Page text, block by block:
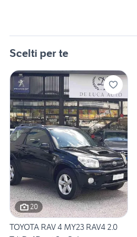
Scelti per te
20
TOYOTA RAV 4 MY23 RAV4 2.0